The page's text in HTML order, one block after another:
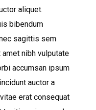
aliquet.
bibendum
sagittis sem
nibh vulputate
accumsan ipsum
auctor a
erat consequat